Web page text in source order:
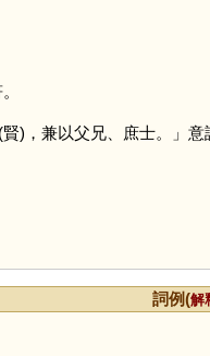
兼以父兄、庶士。」意
詞例(解